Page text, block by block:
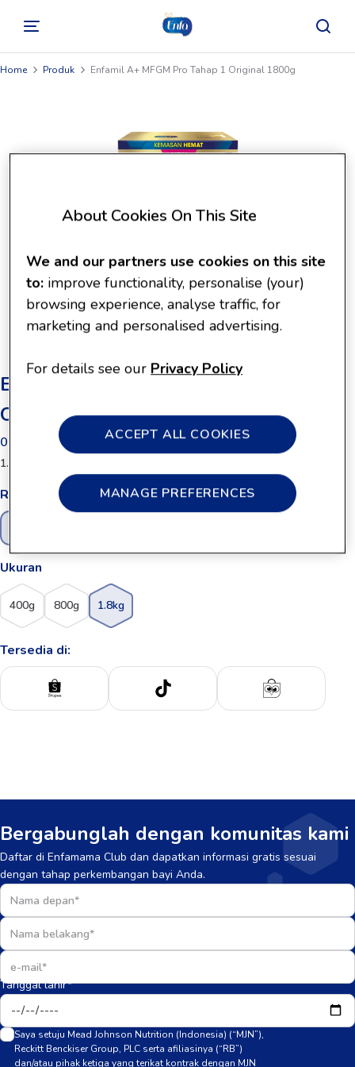
Home Produk Enfamil A+ MFGM Pro Tahap 1 Original 1800g
Enfamil A+ MFGM Pro Tahap 1
Original 1800g
0 - 6 Bulan
1.8kg
Rasa
Ukuran
400g 800g 1.8kg
Tersedia di:
Bergabunglah dengan komunitas kami
Daftar di Enfamama Club dan dapatkan informasi gratis sesuai
dengan tahap perkembangan bayi Anda.
Tanggal lahir*
Saya setuju Mead Johnson Nutrition (Indonesia) (“MJN”),
Reckitt Benckiser Group, PLC serta afiliasinya (“RB”)
dan/atau pihak ketiga yang terikat kontrak dengan MJN
About Cookies On This Site
We and our partners use cookies on this site
to: improve functionality, personalise (your)
browsing experience, analyse traffic, for
marketing and personalised advertising.
For details see our Privacy Policy
MANAGE PREFERENCES
ACCEPT ALL COOKIES